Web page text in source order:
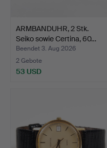
ARMBANDUHR, 2 Stk.
Seiko sowie Certina, 60…
Beendet 3. Aug 2026
2 Gebote
53 USD